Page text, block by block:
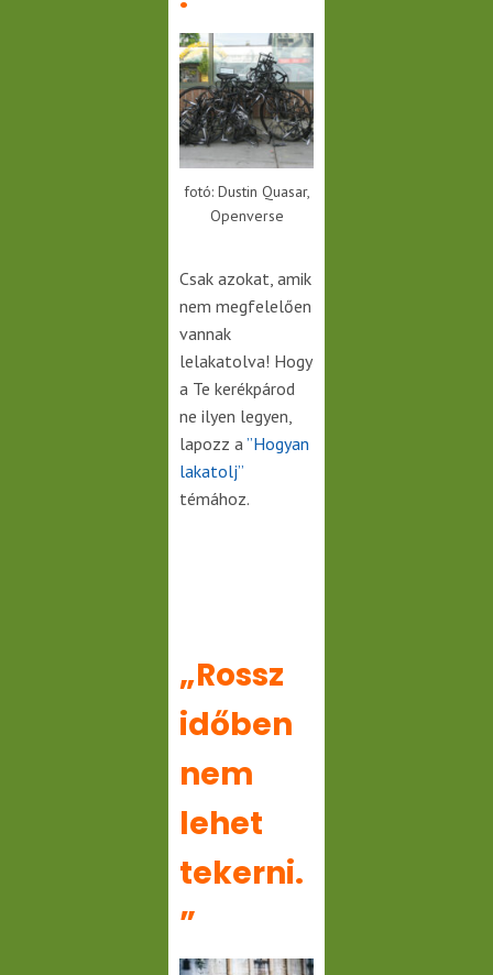
fotó: Dustin Quasar,
Openverse
Csak azokat, amik
nem megfelelően
vannak
lelakatolva! Hogy
a Te kerékpárod
ne ilyen legyen,
lapozz a ”Hogyan
lakatolj”
témához.
„Rossz
időben
nem
lehet
tekerni.
”